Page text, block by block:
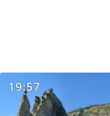
19:57